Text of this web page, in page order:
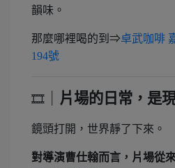
韻味。
那麼哪裡喝的到⇒卓武咖啡
194號
🎞 片場的日常，是
鏡頭打開，世界靜了下來。
對導演曹仕翰而言，片場從